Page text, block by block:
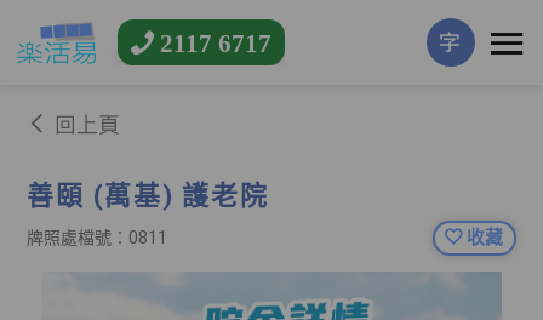
2117 6717 字
回上頁
善頤 (萬基) 護老院
牌照處檔號：0811 收藏